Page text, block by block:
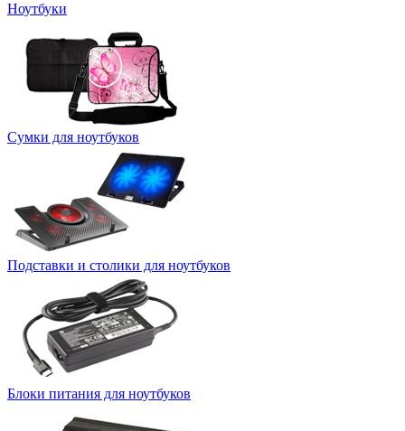
Ноутбуки
Сумки для ноутбуков
Подставки и столики для ноутбуков
Блоки питания для ноутбуков